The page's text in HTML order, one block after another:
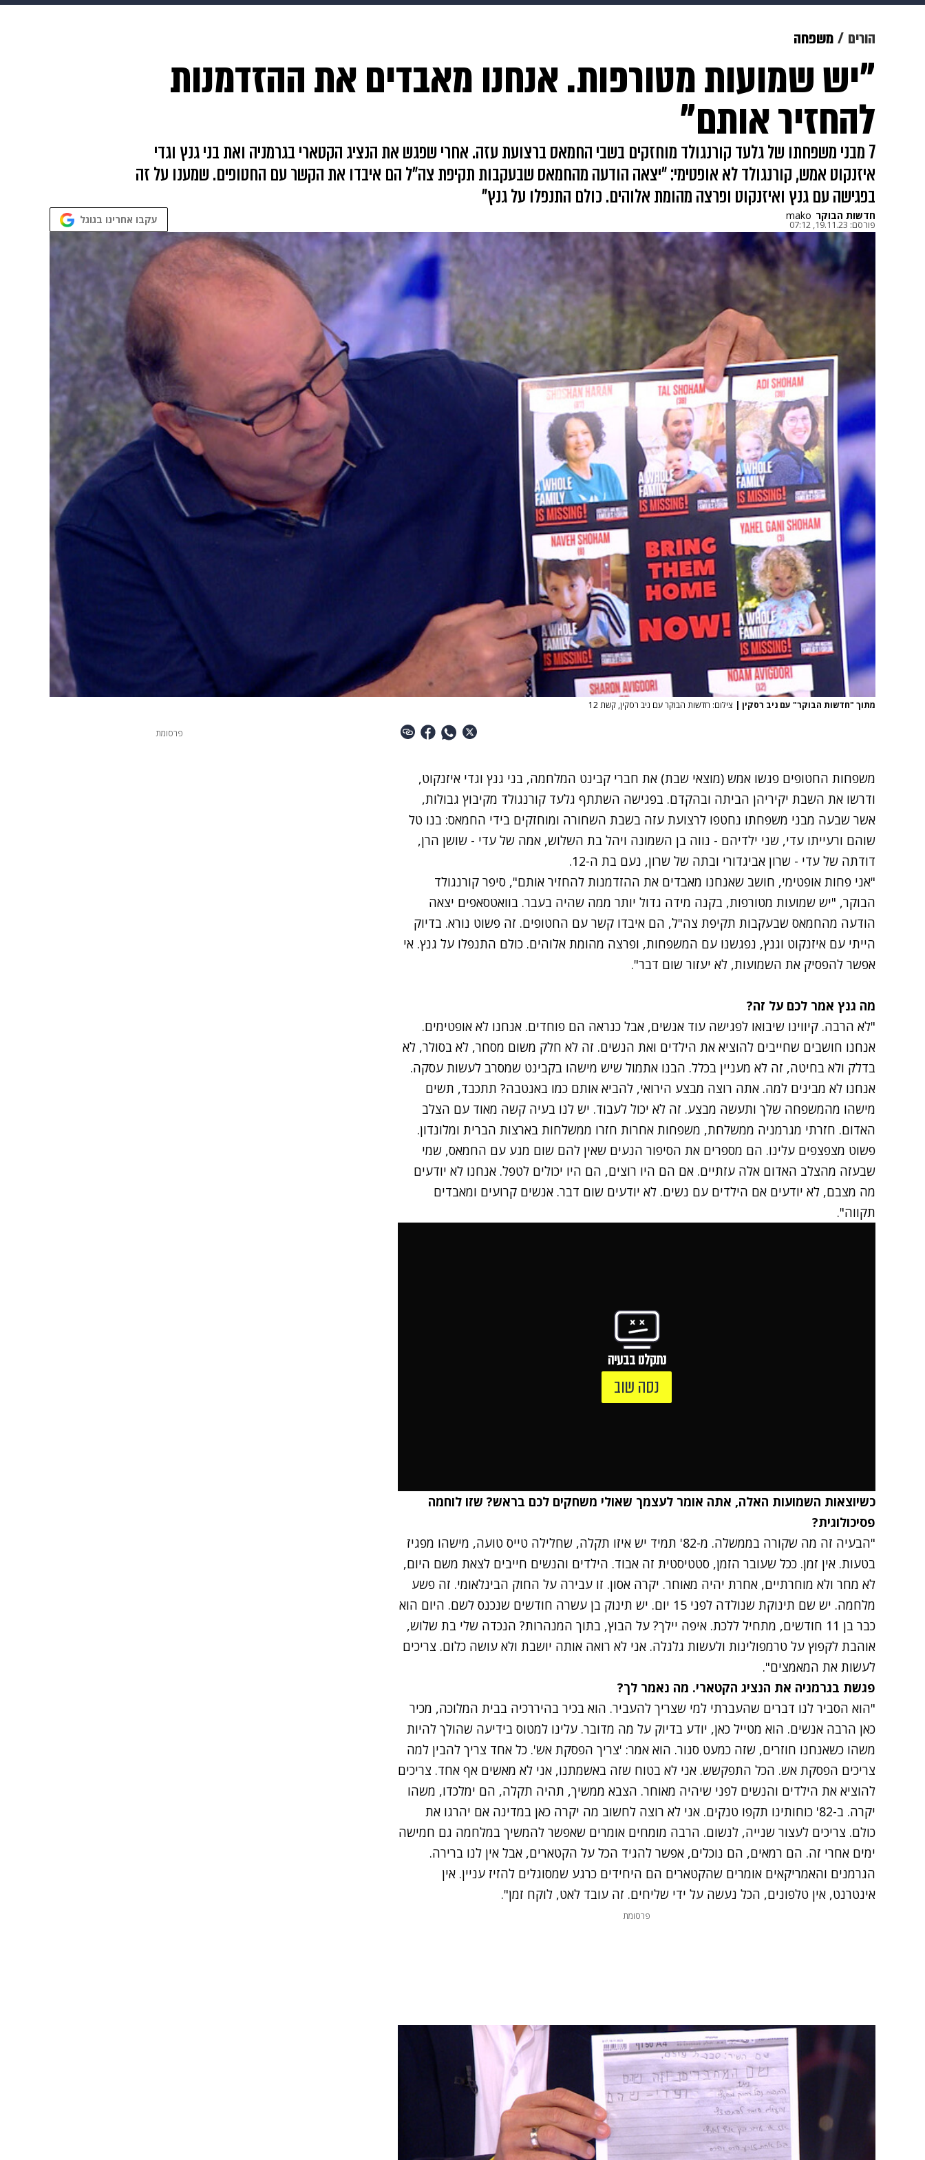
תרבות
גאווה ויוה משפט תשעה חודשים מתכונים פרויקטים מיוחדים
הורים משפחה
"יש שמועות מטורפות. אנחנו מאבדים את ההזדמנות
להחזיר אותם"
7 מבני משפחתו של גלעד קורנגולד מוחזקים בשבי החמאס ברצועת עזה. אחרי שפגש את הנציג הקטארי בגרמניה ואת בני גנץ וגדי
איזנקוט אמש, קורנגולד לא אופטימי: "יצאה הודעה מהחמאס שבעקבות תקיפת צה"ל הם איבדו את הקשר עם החטופים. שמענו על זה
בפגישה עם גנץ ואיזנקוט ופרצה מהומת אלוהים. כולם התנפלו על גנץ"
חדשות הבוקר mako
פורסם: 19.11.23, 07:12 עקבו אחרינו בגוגל
מתוך "חדשות הבוקר" עם ניב רסקין | צילום: חדשות הבוקר עם ניב רסקין, קשת 12
משפחות החטופים פגשו אמש (מוצאי שבת) את חברי קבינט המלחמה, בני גנץ וגדי איזנקוט,
ודרשו את השבת יקיריהן הביתה ובהקדם. בפגישה השתתף גלעד קורנגולד מקיבוץ גבולות,
אשר שבעה מבני משפחתו נחטפו לרצועת עזה בשבת השחורה ומוחזקים בידי החמאס: בנו טל
שוהם ורעייתו עדי, שני ילדיהם - נווה בן השמונה ויהל בת השלוש, אמה של עדי - שושן הרן,
דודתה של עדי - שרון אביגדורי ובתה של שרון, נעם בת ה-12.
"אני פחות אופטימי, חושב שאנחנו מאבדים את ההזדמנות להחזיר אותם", סיפר קורנגולד
הבוקר, "יש שמועות מטורפות, בקנה מידה גדול יותר ממה שהיה בעבר. בוואטסאפים יצאה
הודעה מהחמאס שבעקבות תקיפת צה"ל, הם איבדו קשר עם החטופים. זה פשוט נורא. בדיוק
הייתי עם איזנקוט וגנץ, נפגשנו עם המשפחות, ופרצה מהומת אלוהים. כולם התנפלו על גנץ. אי
אפשר להפסיק את השמועות, לא יעזור שום דבר".
מה גנץ אמר לכם על זה?
"לא הרבה. קיווינו שיבואו לפגישה עוד אנשים, אבל כנראה הם פוחדים. אנחנו לא אופטימים.
אנחנו חושבים שחייבים להוציא את הילדים ואת הנשים. זה לא חלק משום מסחר, לא בסולר, לא
בדלק ולא בחיטה, זה לא מעניין בכלל. הבנו אתמול שיש מישהו בקבינט שמסרב לעשות עסקה.
אנחנו לא מבינים למה. אתה רוצה מבצע הירואי, להביא אותם כמו באנטבה? תתכבד, תשים
מישהו מהמשפחה שלך ותעשה מבצע. זה לא יכול לעבוד. יש לנו בעיה קשה מאוד עם הצלב
האדום. חזרתי מגרמניה ממשלחת, משפחות אחרות חזרו ממשלחות בארצות הברית ומלונדון.
פשוט מצפצפים עלינו. הם מספרים את הסיפור הנעים שאין להם שום מגע עם החמאס, שמי
שבעזה מהצלב האדום אלה עזתיים. אם הם היו רוצים, הם היו יכולים לטפל. אנחנו לא יודעים
מה מצבם, לא יודעים אם הילדים עם נשים. לא יודעים שום דבר. אנשים קרועים ומאבדים
תקווה".
נתקלנו בבעיה
נסה שוב
כשיוצאות השמועות האלה, אתה אומר לעצמך שאולי משחקים לכם בראש? שזו לוחמה
פסיכולוגית?
"הבעיה זה מה שקורה בממשלה. מ-82' תמיד יש איזו תקלה, שחלילה טייס טועה, מישהו מפגיז
בטעות. אין זמן. ככל שעובר הזמן, סטטיסטית זה אבוד. הילדים והנשים חייבים לצאת משם היום,
לא מחר ולא מוחרתיים, אחרת יהיה מאוחר. יקרה אסון. זו עבירה על החוק הבינלאומי. זה פשע
מלחמה. יש שם תינוקת שנולדה לפני 15 יום. יש תינוק בן עשרה חודשים שנכנס לשם. היום הוא
כבר בן 11 חודשים, מתחיל ללכת. איפה יילך? על הבוץ, בתוך המנהרות? הנכדה שלי בת שלוש,
אוהבת לקפוץ על טרמפולינות ולעשות גלגלה. אני לא רואה אותה יושבת ולא עושה כלום. צריכים
לעשות את המאמצים".
פגשת בגרמניה את הנציג הקטארי. מה נאמר לך?
"הוא הסביר לנו דברים שהעברתי למי שצריך להעביר. הוא בכיר בהיררכיה בבית המלוכה, מכיר
כאן הרבה אנשים. הוא מטייל כאן, יודע בדיוק על מה מדובר. עלינו למטוס בידיעה שהולך להיות
משהו כשאנחנו חוזרים, שזה כמעט סגור. הוא אמר: 'צריך הפסקת אש'. כל אחד צריך להבין למה
צריכים הפסקת אש. הכל התפקשש. אני לא בטוח שזה באשמתנו, אני לא מאשים אף אחד. צריכים
להוציא את הילדים והנשים לפני שיהיה מאוחר. הצבא ממשיך, תהיה תקלה, הם ימלכדו, משהו
יקרה. ב-82' כוחותינו תקפו טנקים. אני לא רוצה לחשוב מה יקרה כאן במדינה אם יהרגו את
כולם. צריכים לעצור שנייה, לנשום. הרבה מומחים אומרים שאפשר להמשיך במלחמה גם חמישה
ימים אחרי זה. הם רמאים, הם נוכלים, אפשר להגיד הכל על הקטארים, אבל אין לנו ברירה.
הגרמנים והאמריקאים אומרים שהקטארים הם היחידים כרגע שמסוגלים להזיז עניין. אין
אינטרנט, אין טלפונים, הכל נעשה על ידי שליחים. זה עובד לאט, לוקח זמן".
פרסומת
פרסומת